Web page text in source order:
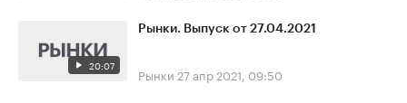
20:07
Рынки. Выпуск от 27.04.2021
Рынки 27 апр 2021, 09:50